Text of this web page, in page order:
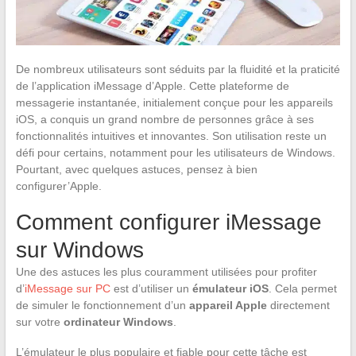
De nombreux utilisateurs sont séduits par la fluidité et la praticité
de l’application iMessage d’Apple. Cette plateforme de
messagerie instantanée, initialement conçue pour les appareils
iOS, a conquis un grand nombre de personnes grâce à ses
fonctionnalités intuitives et innovantes. Son utilisation reste un
défi pour certains, notamment pour les utilisateurs de Windows.
Pourtant, avec quelques astuces, pensez à bien
configurer’Apple.
Comment configurer iMessage
sur Windows
Une des astuces les plus couramment utilisées pour profiter
d’iMessage sur PCest d’utiliser un émulateur iOS. Cela permet
de simuler le fonctionnement d’un appareil Appledirectement
sur votre ordinateur Windows
L’émulateur le plus populaire et fiable pour cette tâche est